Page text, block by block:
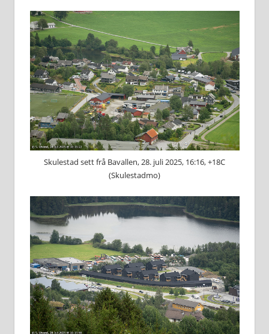
Skulestad sett frå Bavallen, 28. juli 2025, 16:16, +18C
(Skulestadmo)